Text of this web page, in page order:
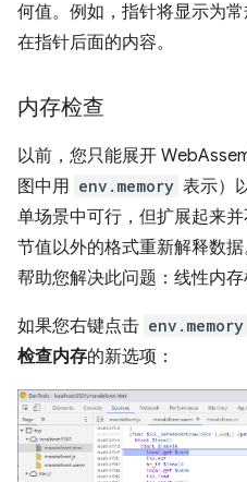
何值。例如，指针将显示为
在指针后面的内容。
内存检查
以前，您只能展开
图中用 env.memory 表示）
单场景中可行，但扩展起来
节值以外的格式重新解释数
帮助您解决此问题：线性内存
如果您右键点击 env.memory
检查内存的新选项：